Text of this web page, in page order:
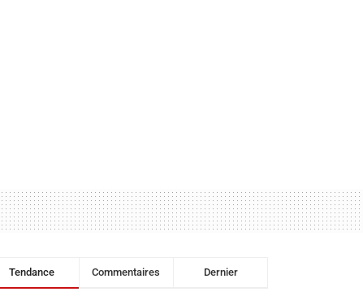
Tendance Commentaires Dernier